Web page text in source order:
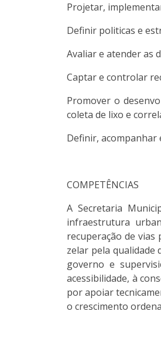
Projetar,
Definir politicas e
Avaliar e atender as
Captar e controlar
Promover o
coleta de lixo e
Definir, acompanhar
COMPETÊNCIAS
A Secretaria
infraestrutura
recuperação de vias
zelar pela qualidade
governo e
acessibilidade, à
por apoiar
o crescimento